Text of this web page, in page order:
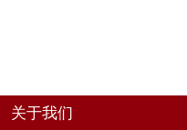
关于我们